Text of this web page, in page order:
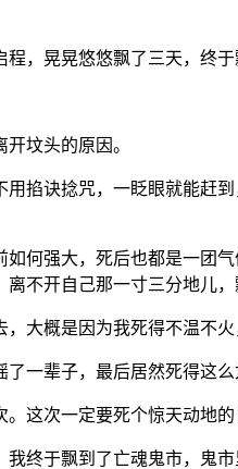
程，晃晃悠悠飘了三天，终
坟头的原因。
用掐诀捻咒，一眨眼就能赶
如何强大，死后也都是一团
不开自己那一寸三分地儿
大概是因为我死得不温不火
一辈子，最后居然死得这么
这次一定要死个惊天动地的
我终于飘到了亡魂鬼市，鬼